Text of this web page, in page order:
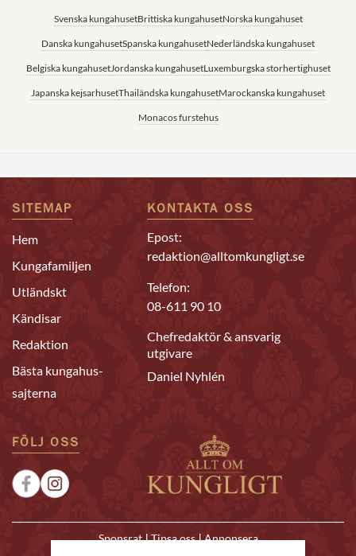
Svenska kungahusetBrittiska kungahusetNorska kungahuset
Danska kungahusetSpanska kungahusetNederländska kungahuset
Belgiska kungahusetJordanska kungahusetLuxemburgska storhertighuset
Japanska kejsarhusetThailändska kungahusetMarockanska kungahuset
Monacos furstehus
SITEMAP
Hem
Kungafamiljen
Utländskt
Kändisar
Redaktion
Bästa kungahus-
sajterna
KONTAKTA OSS
Epost:
redaktion@alltomkungligt.se
Telefon:
08-611 90 10
Chefredaktör & ansvarig
utgivare
Daniel Nyhlén
FÖLJ OSS
Sponsrat|Tipsa oss|Annonsera